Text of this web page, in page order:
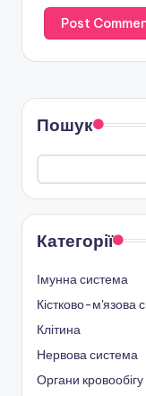
Пошук
Категорії
Імунна система
Кістково-м'язова
Клітина
Нервова система
Органи кровообігу